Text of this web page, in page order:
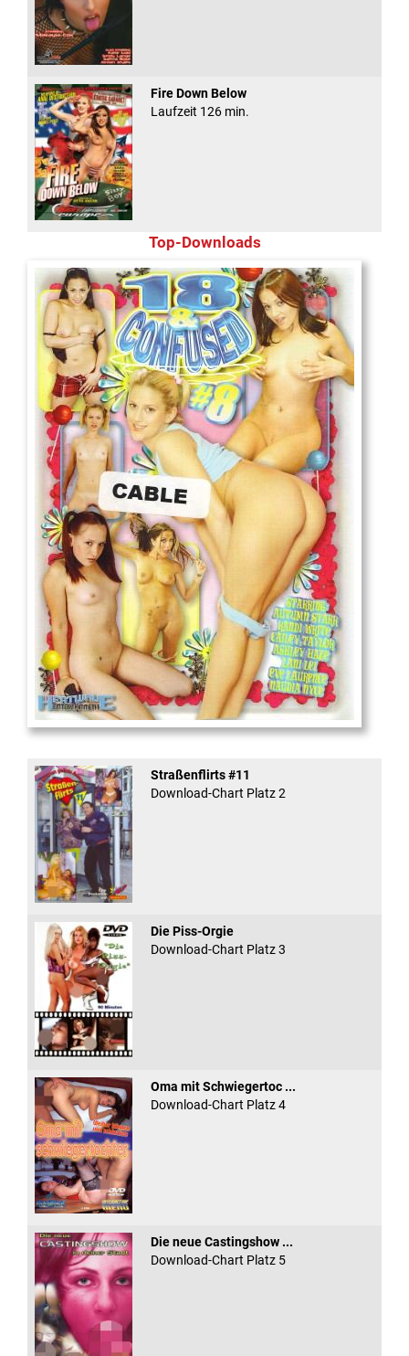
Fire Down Below
Laufzeit 126 min.
Top-Downloads
And Confused #8 - ...
Straßenflirts #11
Download-Chart Platz 2
Die Piss-Orgie
Download-Chart Platz 3
Oma mit Schwiegertoc ...
Download-Chart Platz 4
Die neue Castingshow ...
Download-Chart Platz 5